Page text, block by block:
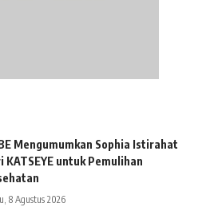
Mengumumkan Sophia Istirahat
KATSEYE untuk Pemulihan
8 Agustus 2026